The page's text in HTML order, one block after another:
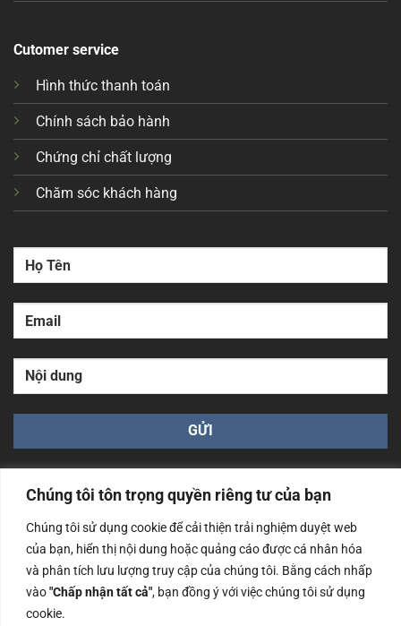
Chúng tôi tôn trọng quyền riêng tư của bạn
Chúng tôi sử dụng cookie để cải thiện trải nghiệm duyệt web
của bạn, hiển thị nội dung hoặc quảng cáo được cá nhân hóa
và phân tích lưu lượng truy cập của chúng tôi. Bằng cách nhấp
vào"Chấp nhận tất cả", bạn đồng ý với việc chúng tôi sử dụng
cookie.
Cutomer service
Hình thức thanh toán
Chính sách bảo hành
Chứng chỉ chất lượng
Chăm sóc khách hàng
Công ty TNHH Nam Bình Xương - Số ĐKKD: 0108783483
cấp ngày 14/06/2019 bởi Sở Kế Hoạch và Đầu Tư Tp. Hà
Nội
Copyrights @2023 Nam Binh Xuong. All Rights Reserved